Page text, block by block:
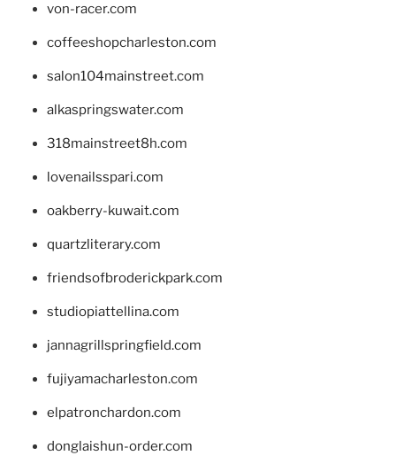
von-racer.com
coffeeshopcharleston.com
salon104mainstreet.com
alkaspringswater.com
318mainstreet8h.com
lovenailsspari.com
oakberry-kuwait.com
quartzliterary.com
friendsofbroderickpark.com
studiopiattellina.com
jannagrillspringfield.com
fujiyamacharleston.com
elpatronchardon.com
donglaishun-order.com